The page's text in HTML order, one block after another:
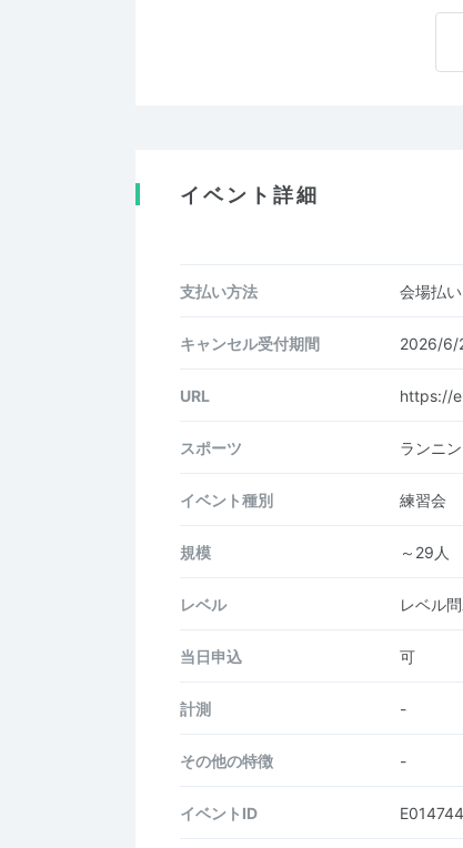
イベント詳細
支払い方法 会場払い
キャンセル受付期間 2026/6/
URL https://
スポーツ ランニ
イベント種別 練習会
規模 ～29人
レベル レベル
当日申込 可
計測 -
その他の特徴 -
イベントID